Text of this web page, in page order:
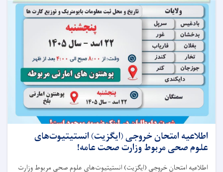
اطلاعیه امتحان خروجی (ایگزیت) انستیتیوت‌های
علوم صحی مربوط وزارت صحت عامه!
اطلاعیه امتحان خروجی (ایگزیت) انستیتیوت‌های علوم صحی مربوط وزارت